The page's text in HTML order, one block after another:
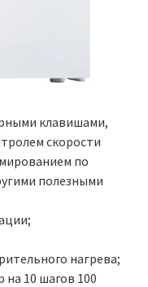
клавишами,
скорости
по
полезными
нагрева;
10 шагов 100